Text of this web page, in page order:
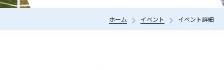
ホーム イベント イベント詳細